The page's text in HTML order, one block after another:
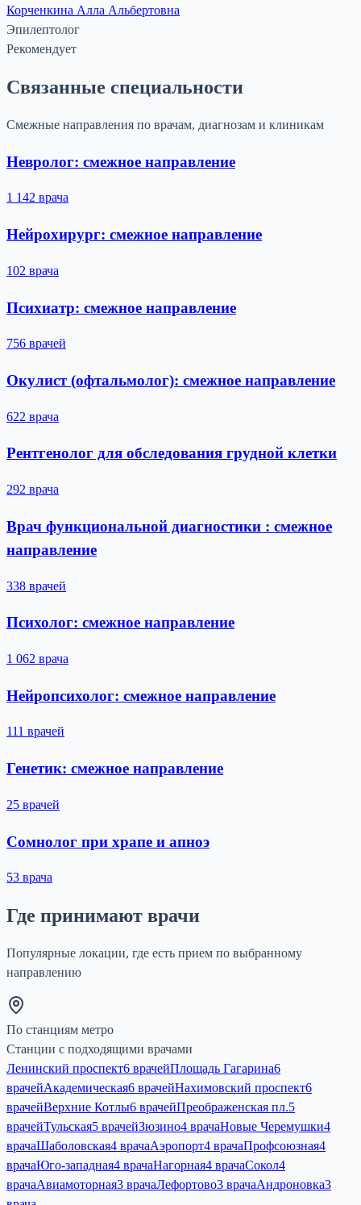
Корченкина Алла Альбертовна
Эпилептолог
Рекомендует
Связанные специальности
Смежные направления по врачам, диагнозам и клиникам
Невролог: смежное направление
1 142 врача
Нейрохирург: смежное направление
102 врача
Психиатр: смежное направление
756 врачей
Окулист (офтальмолог): смежное направление
622 врача
Рентгенолог для обследования грудной клетки
292 врача
Врач функциональной диагностики : смежное
направление
338 врачей
Психолог: смежное направление
1 062 врача
Нейропсихолог: смежное направление
111 врачей
Генетик: смежное направление
25 врачей
Сомнолог при храпе и апноэ
53 врача
Где принимают врачи
Популярные локации, где есть прием по выбранному
направлению
По станциям метро
Станции с подходящими врачами
Ленинский проспект6 врачейПлощадь Гагарина6
врачейАкадемическая6 врачейНахимовский проспект6
врачейВерхние Котлы6 врачейПреображенская пл.5
врачейТульская5 врачейЗюзино4 врачаНовые Черемушки4
врачаШаболовская4 врачаАэропорт4 врачаПрофсоюзная4
врачаЮго-западная4 врачаНагорная4 врачаСокол4
врачаАвиамоторная3 врачаЛефортово3 врачаАндроновка3